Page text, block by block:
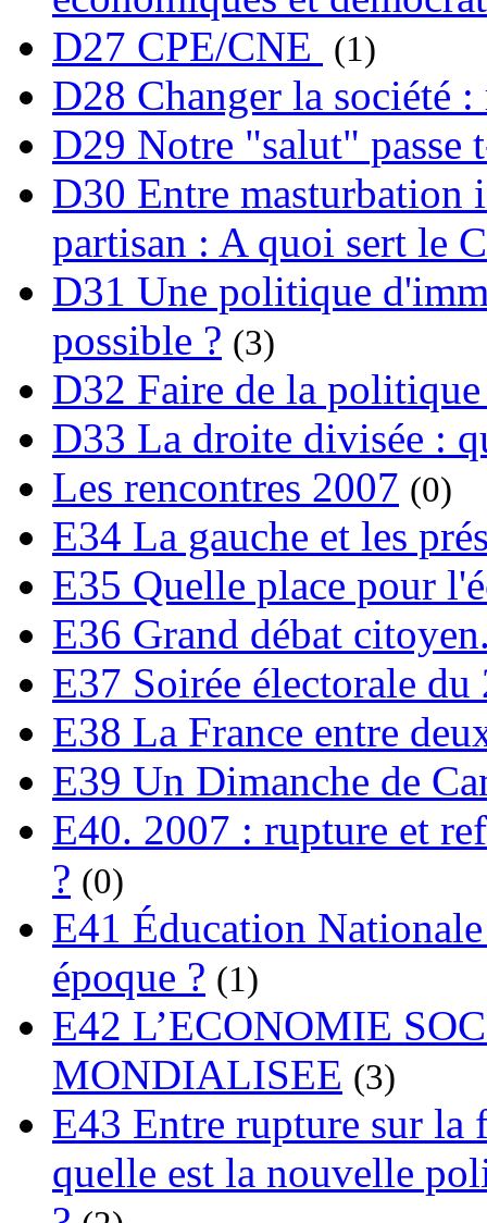
D27 CPE/CNE
(1)
D28 Changer la société
D29 Notre "salut" passe
D30 Entre masturbation
partisan : A quoi sert le
D31 Une politique
possible ? (3)
D32 Faire de la
D33 La droite divisée :
Les rencontres 2007 (0)
E34 La gauche et les
E35 Quelle place pour
E36 Grand débat
E37 Soirée électorale
E38 La France entre
E39 Un Dimanche de
E40. 2007 : rupture et
? (0)
E41 Éducation
époque ? (1)
E42 L’ECONOMIE
MONDIALISEE (3)
E43 Entre rupture sur
quelle est la nouvelle